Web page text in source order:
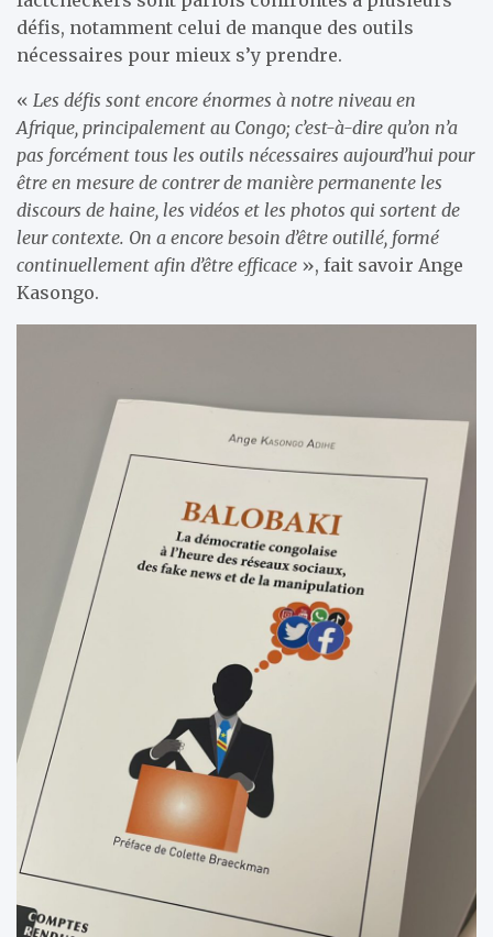
défis, notamment celui de manque des outils
nécessaires pour mieux s’y prendre.
« Les défis sont encore énormes à notre niveau en
Afrique, principalement au Congo; c’est-à-dire qu’on n’a
pas forcément tous les outils nécessaires aujourd’hui pour
être en mesure de contrer de manière permanente les
discours de haine, les vidéos et les photos qui sortent de
leur contexte. On a encore besoin d’être outillé, formé
continuellement afin d’être efficace », fait savoir Ange
Kasongo.